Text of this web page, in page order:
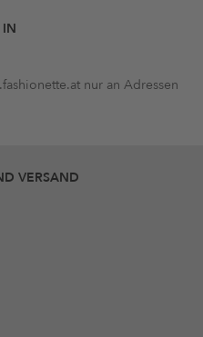
nur an Adressen
VERSAND